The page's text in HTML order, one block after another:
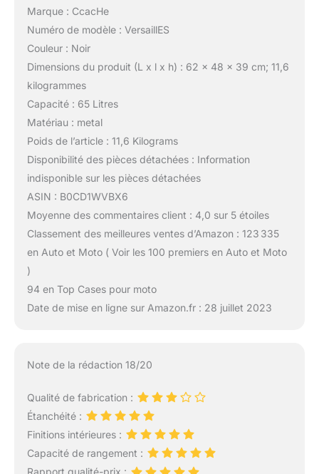
Marque : CcacHe
Numéro de modèle : VersaillES
Couleur : Noir
Dimensions du produit (L x l x h) : 62 x 48 x 39 cm; 11,6
kilogrammes
Capacité : 65 Litres
Matériau : metal
Poids de l’article : 11,6 Kilograms
Disponibilité des pièces détachées : Information
indisponible sur les pièces détachées
ASIN : B0CD1WVBX6
Moyenne des commentaires client : 4,0 sur 5 étoiles
Classement des meilleures ventes d’Amazon : 123 335
en Auto et Moto ( Voir les 100 premiers en Auto et Moto
)
94 en Top Cases pour moto
Date de mise en ligne sur Amazon.fr : 28 juillet 2023
Note de la rédaction 18/20
Qualité de fabrication :
Étanchéité :
Finitions intérieures :
Capacité de rangement :